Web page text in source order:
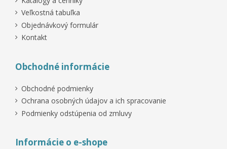
Veľkostná tabuľka
Objednávkový formulár
Kontakt
Obchodné informácie
Obchodné podmienky
Ochrana osobných údajov a ich spracovanie
Podmienky odstúpenia od zmluvy
Informácie o e-shope